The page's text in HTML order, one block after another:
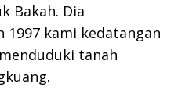
Bakah. Dia
1997 kami kedatangan
tanah